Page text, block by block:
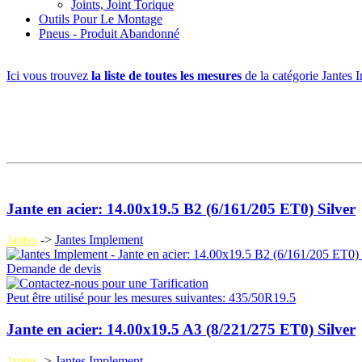
Joints, Joint Torique
Outils Pour Le Montage
Pneus - Produit Abandonné
Ici vous trouvez la liste de toutes les mesures de la catégorie Jantes
Jante en acier: 14.00x19.5 B2 (6/161/205 ET0) Silver
Jantes -> Jantes Implement
Demande de devis
Peut être utilisé pour les mesures suivantes: 435/50R19.5
Jante en acier: 14.00x19.5 A3 (8/221/275 ET0) Silver